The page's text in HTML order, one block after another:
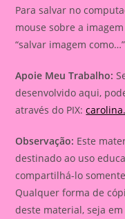
Para salvar no
mouse sobre a
“salvar imagem
Apoie Meu Trabalho:
desenvolvido aqui,
através do PIX:
Observação: Este
destinado ao uso
compartilhá-lo
Qualquer forma de
deste material, seja